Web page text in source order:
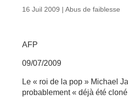
16 Juil 2009 | Abus de faiblesse
AFP
09/07/2009
Le « roi de la pop » Michael
probablement « déjà été